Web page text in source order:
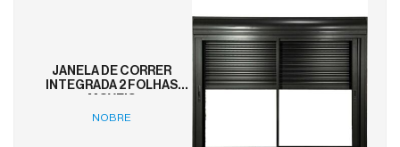
JANELA DE CORRER
INTEGRADA 2 FOLHAS
NOBRE